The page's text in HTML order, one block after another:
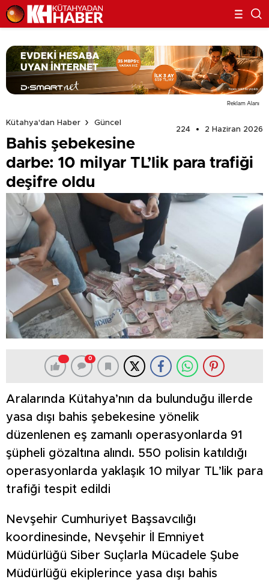
Reklam Alanı
Kütahya'dan Haber
Güncel
224
2 Haziran 2026
Bahis şebekesine
darbe: 10 milyar TL’lik para trafiği
deşifre oldu
0
Aralarında Kütahya’nın da bulunduğu illerde
yasa dışı bahis şebekesine yönelik
düzenlenen eş zamanlı operasyonlarda 91
şüpheli gözaltına alındı. 550 polisin katıldığı
operasyonlarda yaklaşık 10 milyar TL’lik para
trafiği tespit edildi
Nevşehir Cumhuriyet Başsavcılığı
koordinesinde, Nevşehir İl Emniyet
Müdürlüğü Siber Suçlarla Mücadele Şube
Müdürlüğü ekiplerince yasa dışı bahis